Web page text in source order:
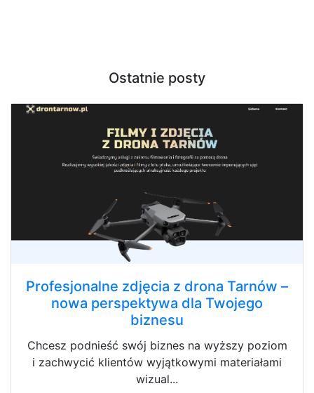
Ostatnie posty
Profesjonalne zdjęcia z drona Tarnów –
nowa perspektywa dla Twojego
biznesu
Chcesz podnieść swój biznes na wyższy poziom
i zachwycić klientów wyjątkowymi materiałami
wizual...